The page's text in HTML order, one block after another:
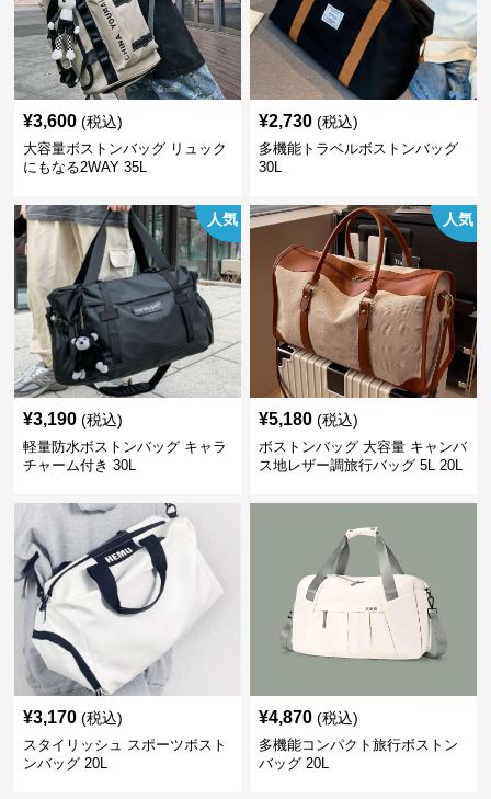
¥3,600 (税込)
大容量ボストンバッグ リュック
にもなる2WAY 35L
¥2,730 (税込)
多機能トラベルボストンバッグ
30L
人気
¥3,190 (税込)
軽量防水ボストンバッグ キャラ
チャーム付き 30L
人気
¥5,180 (税込)
ボストンバッグ 大容量 キャンバ
ス地レザー調旅行バッグ 5L 20L
¥3,170 (税込)
スタイリッシュ スポーツボスト
ンバッグ 20L
¥4,870 (税込)
多機能コンパクト旅行ボストン
バッグ 20L